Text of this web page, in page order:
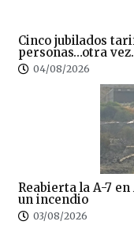
Cinco jubilados
personas…otra vez.
04/08/2026
Reabierta la A-7
un incendio
03/08/2026